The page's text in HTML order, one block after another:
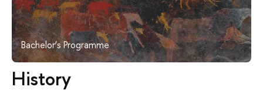
Bachelor’s Programme
History